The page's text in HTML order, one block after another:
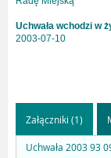
Uchwała wchodzi w
2003-07-10
Załączniki (1)
Uchwała 2003 93